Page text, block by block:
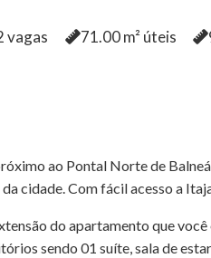
vagas 71.00m² úteis
ao Pontal Norte de
cidade. Com fácil acesso a
do apartamento que
sendo 01 suíte, sala de